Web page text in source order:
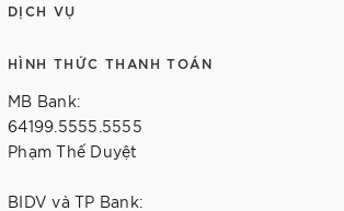
DỊCH VỤ
HÌNH THỨC THANH TOÁN
MB Bank:
64199.5555.5555
Phạm Thế Duyệt
BIDV và TP Bank: